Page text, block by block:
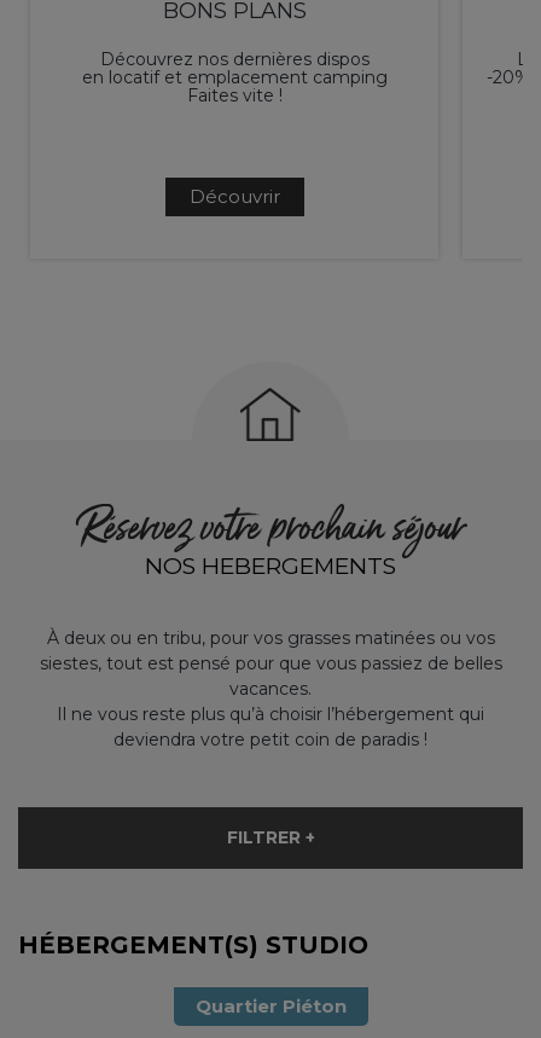
BONS PLANS
Découvrez nos dernières dispos
en locatif et emplacement camping
Faites vite !
Découvrir
-20%
Réservez votre prochain séjour
NOS HEBERGEMENTS
À deux ou en tribu, pour vos grasses matinées ou vos
siestes, tout est pensé pour que vous passiez de belles
vacances.
Il ne vous reste plus qu’à choisir l’hébergement qui
deviendra votre petit coin de paradis !
FILTRER +
HÉBERGEMENT(S) STUDIO
Quartier Piéton